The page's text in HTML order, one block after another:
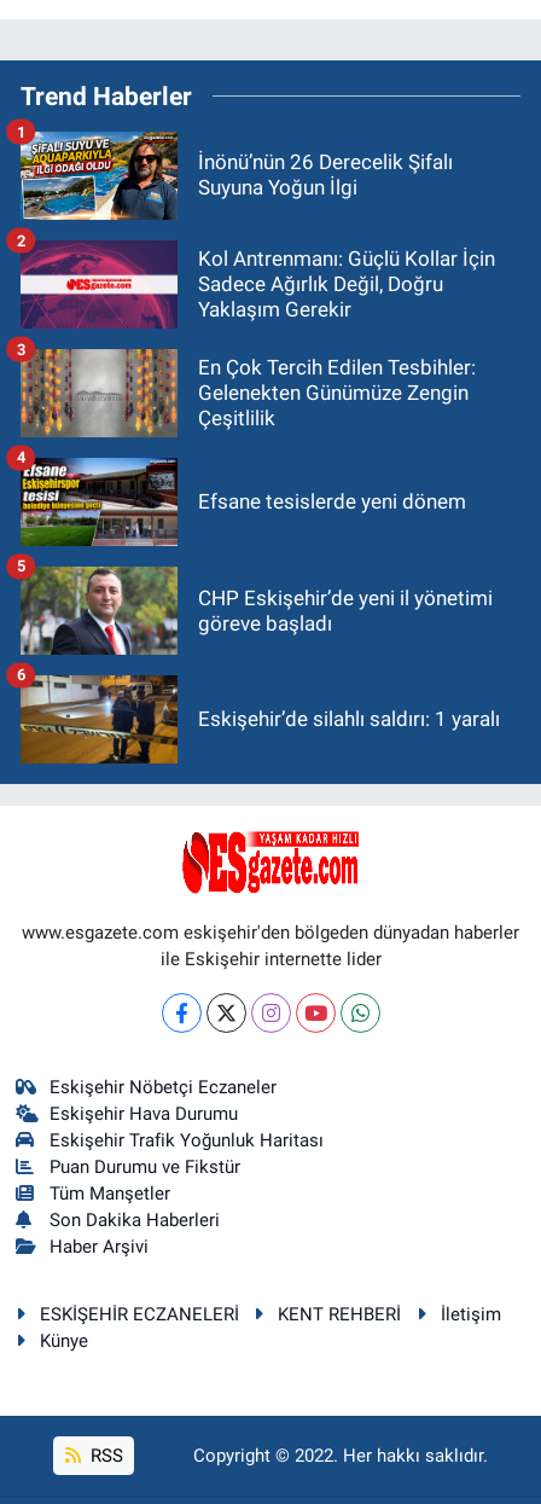
Trend Haberler
İnönü’nün 26 Derecelik Şifalı
Suyuna Yoğun İlgi
1
Kol Antrenmanı: Güçlü Kollar İçin
Sadece Ağırlık Değil, Doğru
Yaklaşım Gerekir
2
En Çok Tercih Edilen Tesbihler:
Gelenekten Günümüze Zengin
Çeşitlilik
3
Efsane tesislerde yeni dönem
4
CHP Eskişehir’de yeni il yönetimi
göreve başladı
5
Eskişehir’de silahlı saldırı: 1 yaralı
6
www.esgazete.com eskişehir'den bölgeden dünyadan haberler
ile Eskişehir internette lider
Eskişehir Nöbetçi Eczaneler
Eskişehir Hava Durumu
Eskişehir Trafik Yoğunluk Haritası
Puan Durumu ve Fikstür
Tüm Manşetler
Son Dakika Haberleri
Haber Arşivi
ESKİŞEHİR ECZANELERİ KENT REHBERİ
İletişim
Künye
RSS Copyright © 2022. Her hakkı saklıdır.